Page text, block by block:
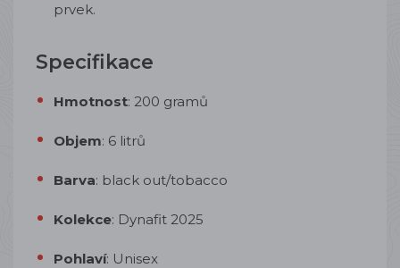
prvek.
Specifikace
Hmotnost: 200 gramů
Objem: 6 litrů
Barva: black out/tobacco
Kolekce: Dynafit 2025
Pohlaví: Unisex